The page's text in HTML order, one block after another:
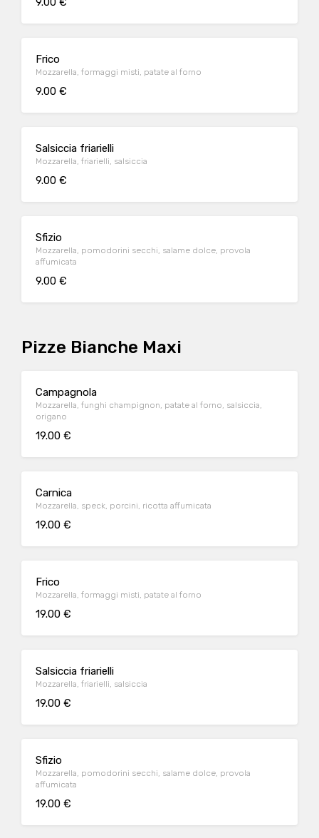
Frico
Mozzarella, formaggi misti, patate al forno
9.00 €
Salsiccia friarielli
Mozzarella, friarielli, salsiccia
9.00 €
Sfizio
Mozzarella, pomodorini secchi, salame dolce, provola
affumicata
9.00 €
Pizze Bianche Maxi
Campagnola
Mozzarella, funghi champignon, patate al forno, salsiccia,
origano
19.00 €
Carnica
Mozzarella, speck, porcini, ricotta affumicata
19.00 €
Frico
Mozzarella, formaggi misti, patate al forno
19.00 €
Salsiccia friarielli
Mozzarella, friarielli, salsiccia
19.00 €
Sfizio
Mozzarella, pomodorini secchi, salame dolce, provola
affumicata
19.00 €